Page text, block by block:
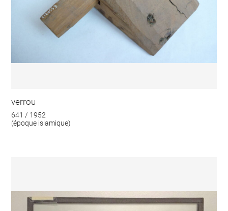
verrou
641 / 1952
(époque islamique)